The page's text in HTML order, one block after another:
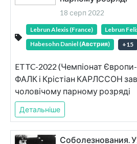
18 серп 2022
Lebrun Alexis (France)
Lebrun
Habesohn Daniel (Австрия)
+15
ETTC-2022 (Чемпіонат
ФАЛК і Крістіан КАРЛССОН
чоловічому парному розряді
Детальніше
Соболезнования.